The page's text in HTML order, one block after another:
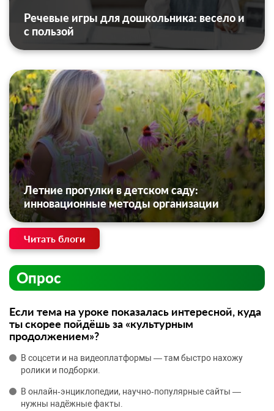
Речевые игры для дошкольника: весело и
с пользой
Летние прогулки в детском саду:
инновационные методы организации
Читать блоги
Опрос
Если тема на уроке показалась интересной, куда
ты скорее пойдёшь за «культурным
продолжением»?
В соцсети и на видеоплатформы — там быстро нахожу
ролики и подборки.
В онлайн‑энциклопедии, научно‑популярные сайты —
нужны надёжные факты.